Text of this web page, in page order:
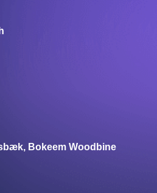
Bokeem Woodbine